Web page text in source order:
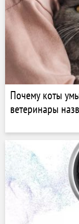
Почему коты
ветеринары